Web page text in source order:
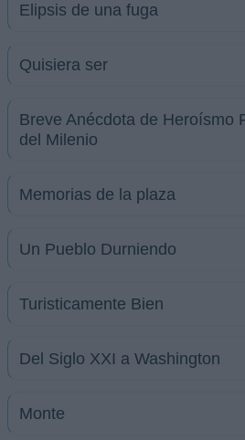
Elipsis de una fuga
Quisiera ser
Breve Anécdota de Heroísmo
del Milenio
Memorias de la plaza
Un Pueblo Durniendo
Turisticamente Bien
Del Siglo XXI a Washington
Monte